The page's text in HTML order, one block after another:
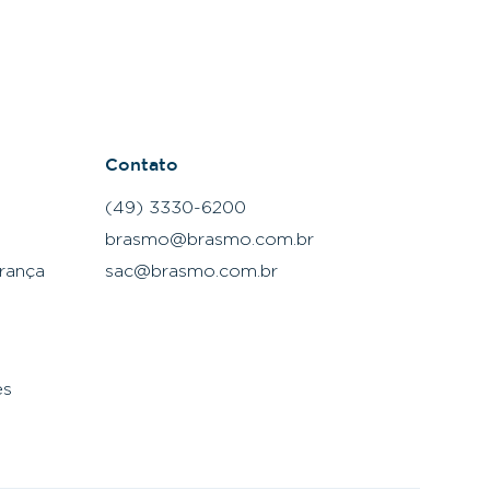
Contato
(49) 3330-6200
brasmo@brasmo.com.br
sac@brasmo.com.br